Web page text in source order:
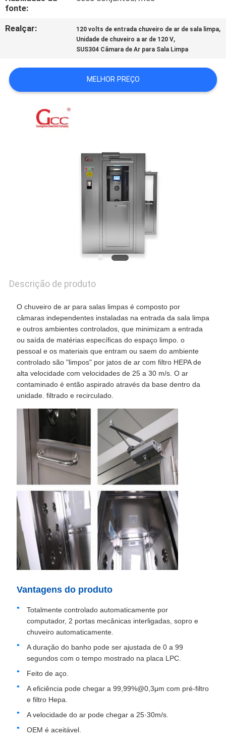
CASOS
SOLICITE UM
ORÇAMENTO
MAPA
PRIVACIDADE
fonte:
Realçar: 120 volts de entrada chuveiro de ar de sala limpa,
Unidade de chuveiro a ar de 120 V,
SUS304 Câmara de Ar para Sala Limpa
MELHOR PREÇO
Descrição de produto
O chuveiro de ar para salas limpas é composto por
câmaras independentes instaladas na entrada da sala limpa
e outros ambientes controlados, que minimizam a entrada
ou saída de matérias específicas do espaço limpo. o
pessoal e os materiais que entram ou saem do ambiente
controlado são "limpos" por jatos de ar com filtro HEPA de
alta velocidade com velocidades de 25 a 30 m/s. O ar
contaminado é então aspirado através da base dentro da
unidade. filtrado e recirculado.
Vantagens do produto
Totalmente controlado automaticamente por
computador, 2 portas mecânicas interligadas, sopro e
chuveiro automaticamente.
A duração do banho pode ser ajustada de 0 a 99
segundos com o tempo mostrado na placa LPC.
Feito de aço.
A eficiência pode chegar a 99,99%@0,3μm com pré-filtro
e filtro Hepa.
A velocidade do ar pode chegar a 25·30m/s.
OEM é aceitável.